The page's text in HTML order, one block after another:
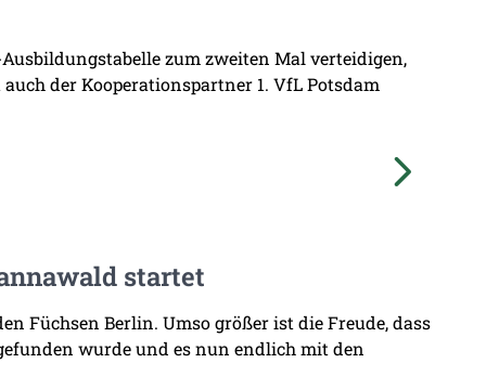
zum zweiten Mal verteidigen,
der Kooperationspartner 1. VfL Potsdam
startet
Füchsen Berlin. Umso größer ist die Freude, dass
wurde und es nun endlich mit den